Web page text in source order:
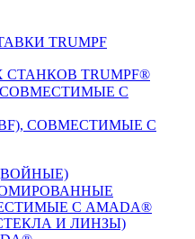
TRUMPF
TRUMPF®
СОВМЕСТИМЫЕ С
СОВМЕСТИМЫЕ С
С AMADA®
И ЛИНЗЫ)